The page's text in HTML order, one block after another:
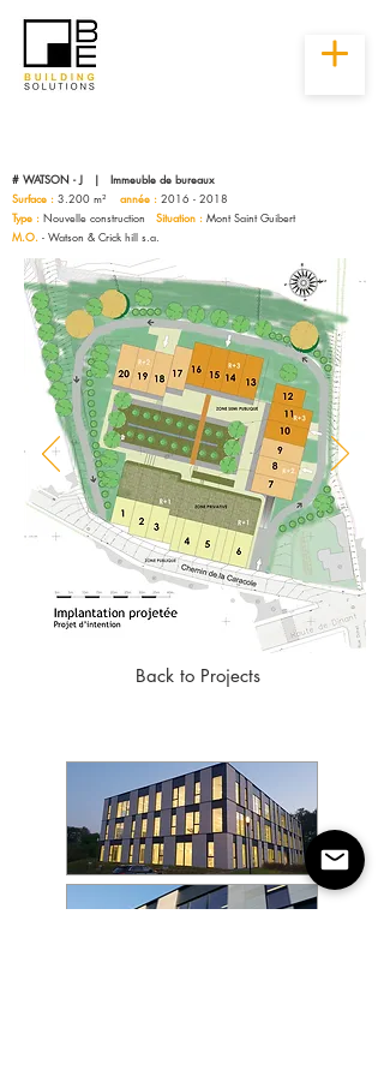
# WATSON - J | Immeuble de bureaux
Surface : 3.200 m² année : 2016 - 2018
Type : Nouvelle construction Situation : Mont Saint Guibert
M.O. - Watson & Crick hill s.a.
Back to Projects